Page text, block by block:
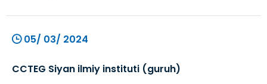
05/ 03/ 2024
CCTEG Siyan ilmiy instituti (guruh)